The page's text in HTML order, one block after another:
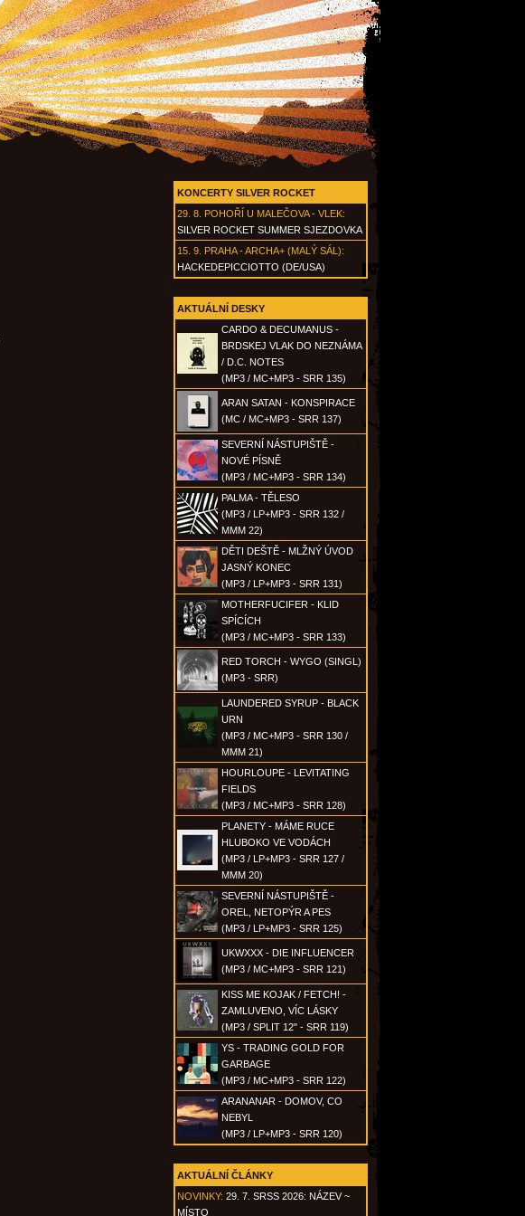
KONCERTY SILVER ROCKET
29. 8. POHOŘÍ U MALEČOVA - VLEK:
SILVER ROCKET SUMMER SJEZDOVKA
15. 9. PRAHA - ARCHA+ (MALÝ SÁL):
HACKEDEPICCIOTTO (DE/USA)
AKTUÁLNÍ DESKY
CARDO & DECUMANUS -
BRDSKEJ VLAK DO NEZNÁMA
/ D.C. NOTES
(MP3 / MC+MP3 - SRR 135)
ARAN SATAN - KONSPIRACE
(MC / MC+MP3 - SRR 137)
SEVERNÍ NÁSTUPIŠTĚ -
NOVÉ PÍSNĚ
(MP3 / MC+MP3 - SRR 134)
PALMA - TĚLESO
(MP3 / LP+MP3 - SRR 132 /
MMM 22)
DĚTI DEŠTĚ - MLŽNÝ ÚVOD
JASNÝ KONEC
(MP3 / LP+MP3 - SRR 131)
MOTHERFUCIFER - KLID
SPÍCÍCH
(MP3 / MC+MP3 - SRR 133)
RED TORCH - WYGO (SINGL)
(MP3 - SRR)
LAUNDERED SYRUP - BLACK
URN
(MP3 / MC+MP3 - SRR 130 /
MMM 21)
HOURLOUPE - LEVITATING
FIELDS
(MP3 / MC+MP3 - SRR 128)
PLANETY - MÁME RUCE
HLUBOKO VE VODÁCH
(MP3 / LP+MP3 - SRR 127 /
MMM 20)
SEVERNÍ NÁSTUPIŠTĚ -
OREL, NETOPÝR A PES
(MP3 / LP+MP3 - SRR 125)
UKWXXX - DIE INFLUENCER
(MP3 / MC+MP3 - SRR 121)
KISS ME KOJAK / FETCH! -
ZAMLUVENO, VÍC LÁSKY
(MP3 / SPLIT 12" - SRR 119)
YS - TRADING GOLD FOR
GARBAGE
(MP3 / MC+MP3 - SRR 122)
ARANANAR - DOMOV, CO
NEBYL
(MP3 / LP+MP3 - SRR 120)
AKTUÁLNÍ ČLÁNKY
NOVINKY: 29. 7. SRSS 2026: NÁZEV ~
MÍSTO